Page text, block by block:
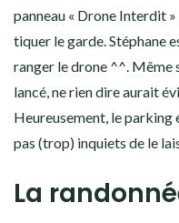
panneau « Drone Interdit
tiquer le garde. Stéphane
ranger le drone ^^. Même
lancé, ne rien dire aurait
Heureusement, le parking
pas (trop) inquiets de le
La